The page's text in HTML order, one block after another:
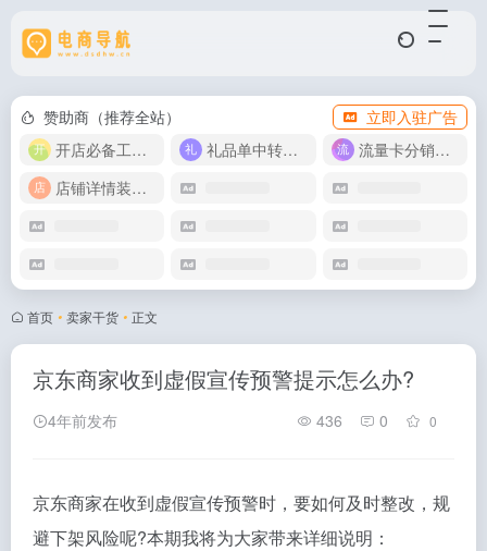
赞助商（推荐全站）
立即入驻广告
开店必备工具箱
礼品单中转同步单
流量卡分销代理
店铺详情装修模版
首页 • 卖家干货 • 正文
京东商家收到虚假宣传预警提示怎么办?
4年前发布 436 0 0
京东商家在收到虚假宣传预警时，要如何及时整改，规
避下架风险呢?本期我将为大家带来详细说明：